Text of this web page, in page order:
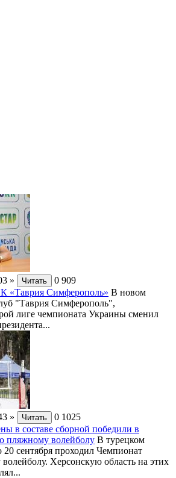
» Читать 0 909
«Таврия Симферополь» В новом
"Таврия Симферополь",
лиге чемпионата Украины сменил
» Читать 0 1025
в составе сборной победили в
пляжному волейболу В турецком
сентября проходил Чемпионат
Херсонскую область на этих